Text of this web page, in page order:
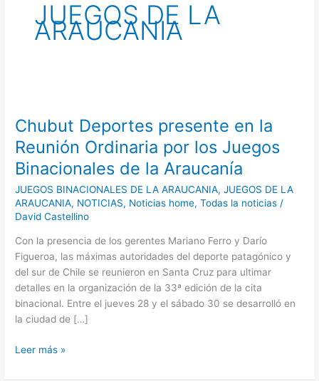
JUEGOS DE LA
ARAUCANIA
Chubut Deportes presente en la
Reunión Ordinaria por los Juegos
Binacionales de la Araucanía
JUEGOS BINACIONALES DE LA ARAUCANIA,JUEGOS DE LA
ARAUCANIA, NOTICIAS, Noticias home,Todas la noticias /
David Castellino
Con la presencia de los gerentes Mariano Ferro y Darío
Figueroa, las máximas autoridades del deporte patagónico y
del sur de Chile se reunieron en Santa Cruz para ultimar
detalles en la organización de la 33ª edición de la cita
binacional. Entre el jueves 28 y el sábado 30 se desarrolló en
la ciudad de […]
presente
en
la
Reunión
Ordinaria
por
los
Binacionales
de
Leer más »